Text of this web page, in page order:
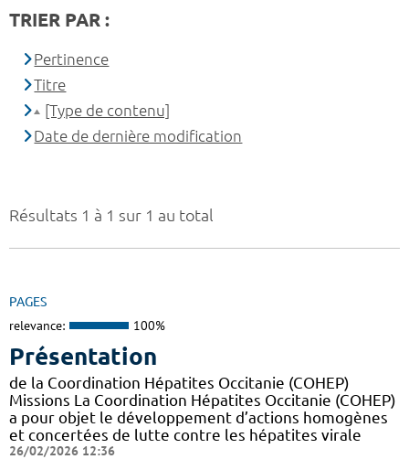
Résultats 1 à 1 sur 1 au total
PAGES
relevance: 100%
Présentation
de la Coordination Hépatites Occitanie (COHEP)
Missions La Coordination Hépatites Occitanie (COHEP)
a pour objet le développement d’actions homogènes
et concertées de lutte contre les hépatites virale
26/02/2026 12:36
TRIER PAR :
Pertinence
Titre
[Type de contenu]
Date de dernière modification